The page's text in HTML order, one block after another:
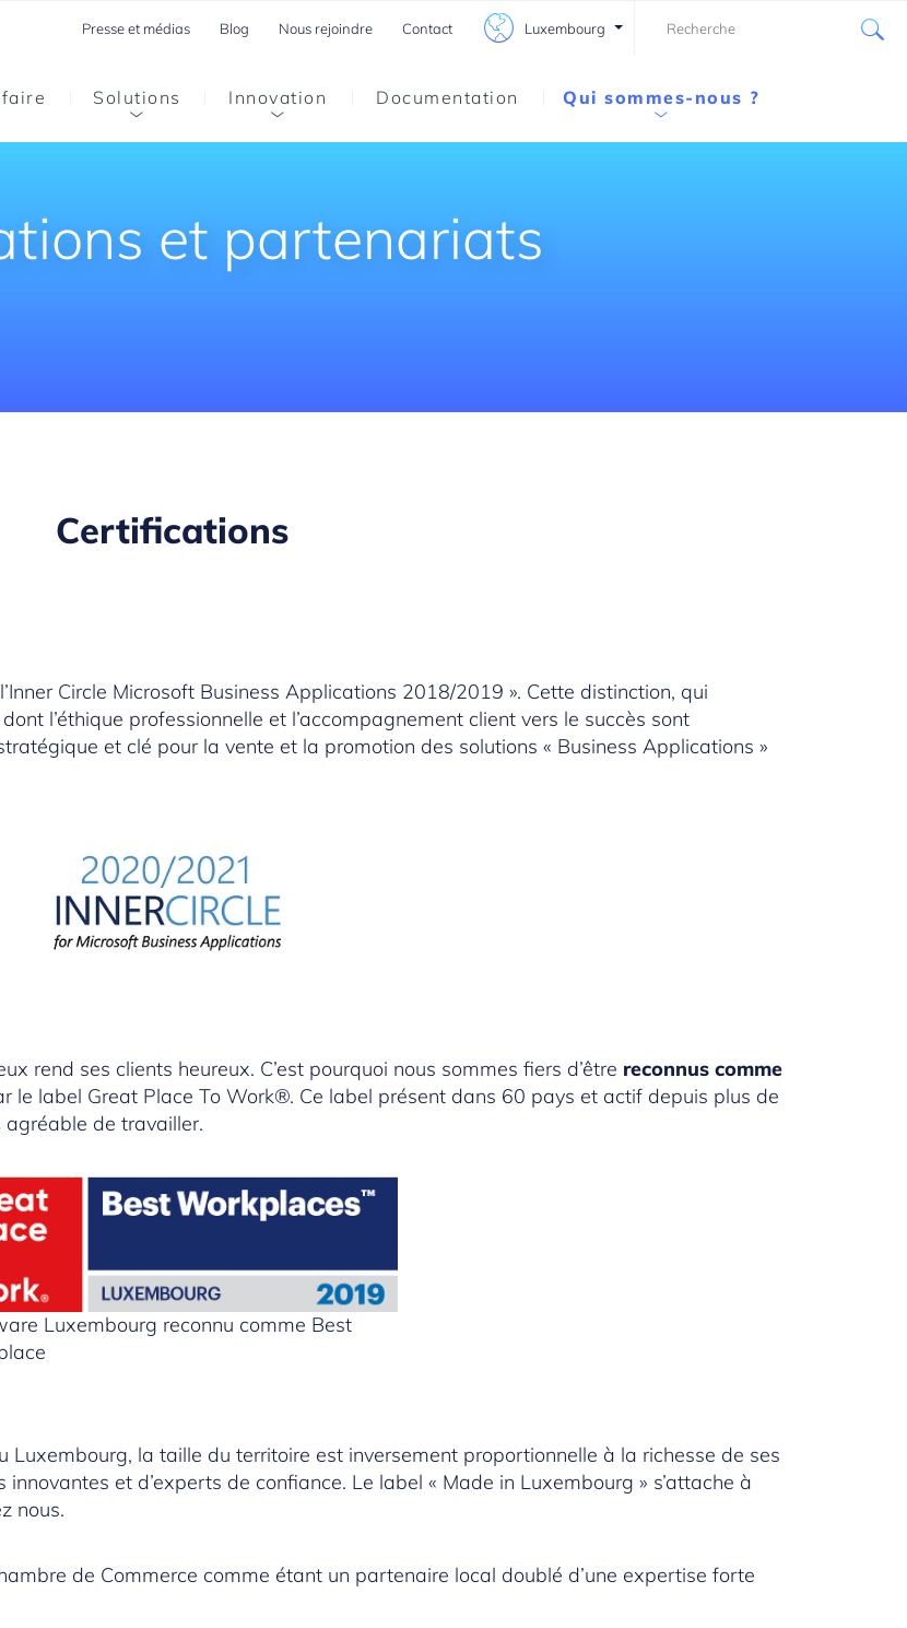
Presse et médias Blog Nous rejoindre Contact Luxembourg
Solutions Innovation Documentation Qui sommes-nous ?
et partenariats
Certifications
Circle Microsoft Business Applications 2018/2019 ». Cette distinction, qui
l’éthique professionnelle et l’accompagnement client vers le succès sont
et clé pour la vente et la promotion des solutions « Business Applications »
rend ses clients heureux. C’est pourquoi nous sommes fiers d’être reconnus comme
le label Great Place To Work®. Ce label présent dans 60 pays et actif depuis plus de
agréable de travailler.
Luxembourg reconnu comme Best
Luxembourg, la taille du territoire est inversement proportionnelle à la richesse de ses
et d’experts de confiance. Le label « Made in Luxembourg » s’attache à
nous.
de Commerce comme étant un partenaire local doublé d’une expertise forte